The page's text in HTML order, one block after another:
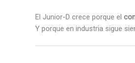
El Junior-D crece porque el
Y porque en industria sigue